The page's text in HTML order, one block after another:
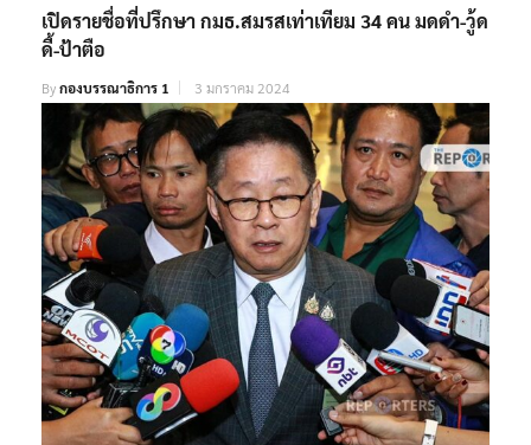
เปิดรายชื่อที่ปรึกษา กมธ.สมรสเท่าเทียม 34 คน มดดำ-วู้ด
ดี้-ป้าตือ
Byกองบรรณาธิการ 1 3 มกราคม 2024